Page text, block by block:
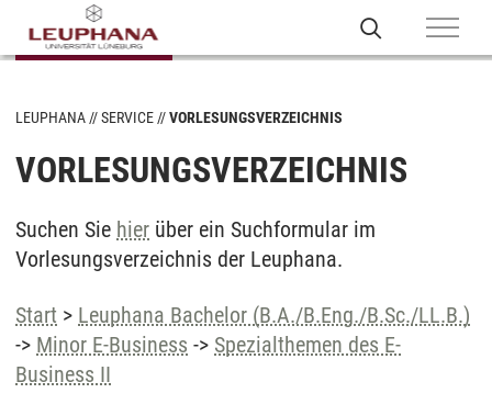
LEUPHANA SERVICE VORLESUNGSVERZEICHNIS
VORLESUNGSVERZEICHNIS
Suchen Sie hier über ein Suchformular im
Vorlesungsverzeichnis der Leuphana.
Start > Leuphana Bachelor (B.A./B.Eng./B.Sc./LL.B.)
-> Minor E-Business -> Spezialthemen des E-
Business II